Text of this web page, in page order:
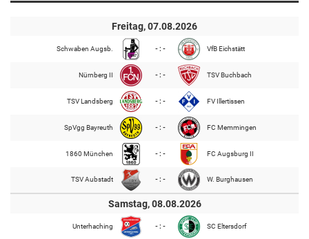
Freitag, 07.08.2026
Schwaben Augsb. - : - VfB Eichstätt
Nürnberg II - : - TSV Buchbach
TSV Landsberg - : - FV Illertissen
SpVgg Bayreuth - : - FC Memmingen
1860 München - : - FC Augsburg II
TSV Aubstadt - : - W. Burghausen
Samstag, 08.08.2026
Unterhaching - : - SC Eltersdorf